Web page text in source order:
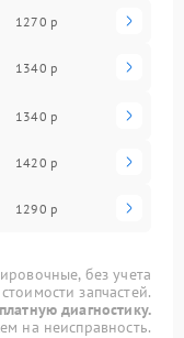
1270 р
1340 р
1340 р
1420 р
1290 р
без учета
стоимости запчастей.
диагностику.
на неисправность.